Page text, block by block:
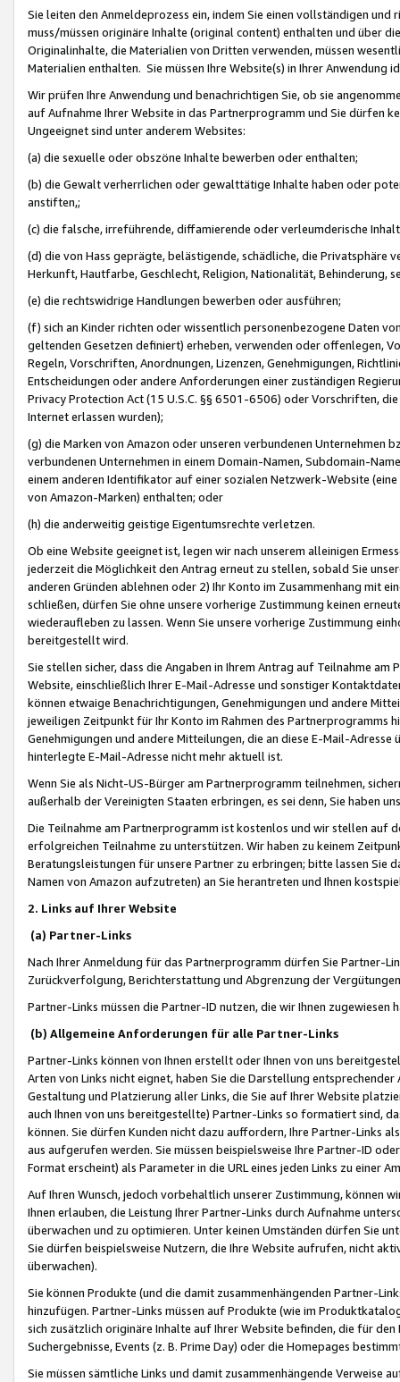
Sie leiten den Anmeldeprozess ein, indem Sie einen vollständigen
muss/müssen originäre Inhalte (original content) enthalten und über
Originalinhalte, die Materialien von Dritten verwenden, müssen
Materialien enthalten. Sie müssen Ihre Website(s) in Ihrer Anwendung
Wir prüfen Ihre Anwendung und benachrichtigen Sie, ob sie
auf Aufnahme Ihrer Website in das Partnerprogramm und Sie dürfen
Ungeeignet sind unter anderem Websites:
(a) die sexuelle oder obszöne Inhalte bewerben oder enthalten;
(b) die Gewalt verherrlichen oder gewalttätige Inhalte haben oder
anstiften,;
(c) die falsche, irreführende, diffamierende oder verleumderische
(d) die von Hass geprägte, belästigende, schädliche, die Privatsphäre
Herkunft, Hautfarbe, Geschlecht, Religion, Nationalität, Behinderung,
(e) die rechtswidrige Handlungen bewerben oder ausführen;
(f) sich an Kinder richten oder wissentlich personenbezogene Daten
geltenden Gesetzen definiert) erheben, verwenden oder offenlegen,
Regeln, Vorschriften, Anordnungen, Lizenzen, Genehmigungen,
Entscheidungen oder andere Anforderungen einer zuständigen
Privacy Protection Act (15 U.S.C. §§ 6501-6506) oder Vorschriften,
Internet erlassen wurden);
(g) die Marken von Amazon oder unseren verbundenen Unternehmen
verbundenen Unternehmen in einem Domain-Namen, Subdomain-
einem anderen Identifikator auf einer sozialen Netzwerk-Website
von Amazon-Marken) enthalten; oder
(h) die anderweitig geistige Eigentumsrechte verletzen.
Ob eine Website geeignet ist, legen wir nach unserem alleinigen
jederzeit die Möglichkeit den Antrag erneut zu stellen, sobald Sie
anderen Gründen ablehnen oder 2) Ihr Konto im Zusammenhang mit
schließen, dürfen Sie ohne unsere vorherige Zustimmung keinen
wiederaufleben zu lassen. Wenn Sie unsere vorherige Zustimmung
bereitgestellt wird.
Sie stellen sicher, dass die Angaben in Ihrem Antrag auf Teilnahme
Website, einschließlich Ihrer E-Mail-Adresse und sonstiger
können etwaige Benachrichtigungen, Genehmigungen und andere
jeweiligen Zeitpunkt für Ihr Konto im Rahmen des Partnerprogramms
Genehmigungen und andere Mitteilungen, die an diese E-Mail-
hinterlegte E-Mail-Adresse nicht mehr aktuell ist.
Wenn Sie als Nicht-US-Bürger am Partnerprogramm teilnehmen,
außerhalb der Vereinigten Staaten erbringen, es sei denn, Sie haben
Die Teilnahme am Partnerprogramm ist kostenlos und wir stellen auf
erfolgreichen Teilnahme zu unterstützen. Wir haben zu keinem
Beratungsleistungen für unsere Partner zu erbringen; bitte lassen Sie
Namen von Amazon aufzutreten) an Sie herantreten und Ihnen
2. Links auf Ihrer Website
(a) Partner-Links
Nach Ihrer Anmeldung für das Partnerprogramm dürfen Sie Partner-
Zurückverfolgung, Berichterstattung und Abgrenzung der
Partner-Links müssen die Partner-ID nutzen, die wir Ihnen zugewiesen
(b) Allgemeine Anforderungen für alle Partner-Links
Partner-Links können von Ihnen erstellt oder Ihnen von uns
Arten von Links nicht eignet, haben Sie die Darstellung
Gestaltung und Platzierung aller Links, die Sie auf Ihrer Website
auch Ihnen von uns bereitgestellte) Partner-Links so formatiert sind,
können. Sie dürfen Kunden nicht dazu auffordern, Ihre Partner-Links
aus aufgerufen werden. Sie müssen beispielsweise Ihre Partner-ID
Format erscheint) als Parameter in die URL eines jeden Links zu einer
Auf Ihren Wunsch, jedoch vorbehaltlich unserer Zustimmung, können
Ihnen erlauben, die Leistung Ihrer Partner-Links durch Aufnahme
überwachen und zu optimieren. Unter keinen Umständen dürfen Sie
Sie dürfen beispielsweise Nutzern, die Ihre Website aufrufen, nicht
überwachen).
Sie können Produkte (und die damit zusammenhängenden Partner-
hinzufügen. Partner-Links müssen auf Produkte (wie im
sich zusätzlich originäre Inhalte auf Ihrer Website befinden, die für
Suchergebnisse, Events (z. B. Prime Day) oder die Homepages
Sie müssen sämtliche Links und damit zusammenhängende